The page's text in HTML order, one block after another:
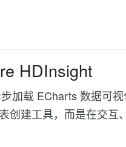
HDInsight
加载 ECharts 数据可
创建工具，而是在交